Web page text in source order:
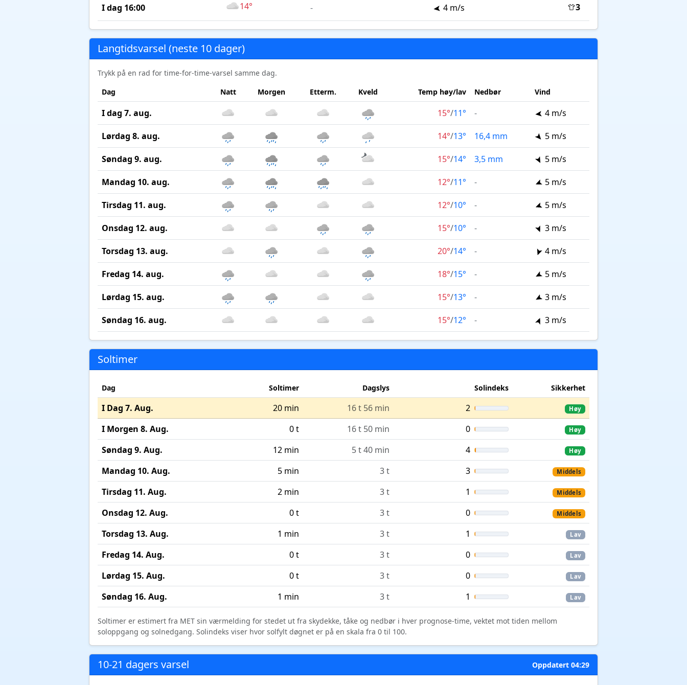
I dag 16:00 14° - 4 m/s 3
Langtidsvarsel (neste 10 dager)
Trykk på en rad for time-for-time-varsel samme dag.
Dag
Natt Morgen Etterm. Kveld Temp høy/lav Nedbør Vind
I dag 7. aug. 15°/11° - 4 m/s
Lørdag 8. aug. 14°/13° 16,4 mm 5 m/s
Søndag 9. aug. 15°/14° 3,5 mm 5 m/s
Mandag 10. aug. 12°/11° - 5 m/s
Tirsdag 11. aug. 12°/10° - 5 m/s
Onsdag 12. aug. 15°/10° - 3 m/s
Torsdag 13. aug. 20°/14° - 4 m/s
Fredag 14. aug. 18°/15° - 5 m/s
Lørdag 15. aug. 15°/13° - 3 m/s
Søndag 16. aug. 15°/12° - 3 m/s
Soltimer
Dag Soltimer Dagslys Solindeks Sikkerhet
I Dag 7. Aug. 20 min 16 t 56 min 2 Høy
I Morgen 8. Aug. 0 t 16 t 50 min 0 Høy
Søndag 9. Aug. 12 min 5 t 40 min 4 Høy
Mandag 10. Aug. 5 min 3 t 3 Middels
Tirsdag 11. Aug. 2 min 3 t 1 Middels
Onsdag 12. Aug. 0 t 3 t 0 Middels
Torsdag 13. Aug. 1 min 3 t 1 Lav
Fredag 14. Aug. 0 t 3 t 0 Lav
Lørdag 15. Aug. 0 t 3 t 0 Lav
Søndag 16. Aug. 1 min 3 t 1 Lav
Soltimer er estimert fra MET sin værmelding for stedet ut fra skydekke, tåke og nedbør i hver prognose-time, vektet mot tiden mellom
soloppgang og solnedgang. Solindeks viser hvor solfylt døgnet er på en skala fra 0 til 100.
10-21 dagers varsel Oppdatert 04:29